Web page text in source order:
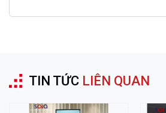
TIN TỨC LIÊN QUAN